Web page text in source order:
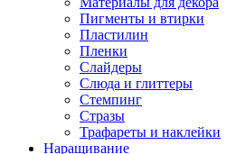
Пигменты и втирки
Пластилин
Пленки
Слайдеры
Слюда и глиттеры
Стемпинг
Стразы
Трафареты и наклейки
Наращивание